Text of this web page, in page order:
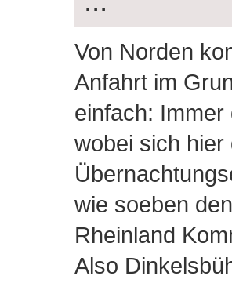
Von Norden
Anfahrt im
einfach: Immer
wobei sich hier
wie soeben
Rheinland
Also